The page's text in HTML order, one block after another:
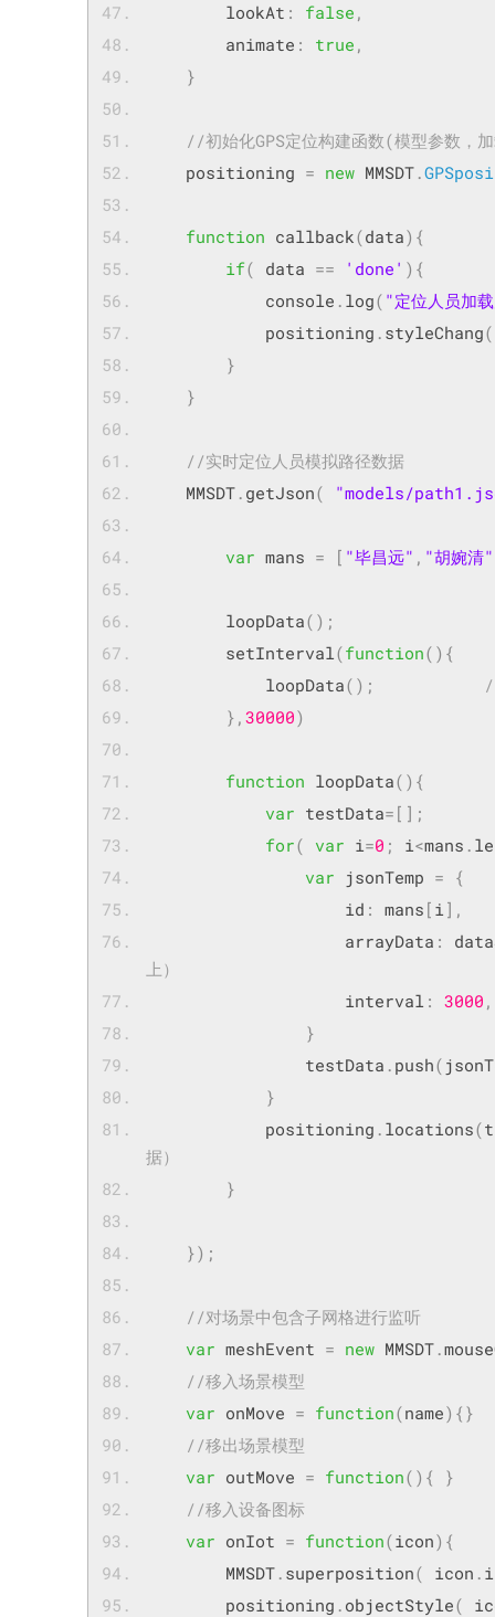
		lookAt
: false ,
		animate
: true ,
}
//初始化GPS定位构建函数(模型参数，
    positioning
= new MMSDT.
function callback(data){
if( data == 'done' ){
            console
. log( "定位人员加
            positioning
. styleChang(
}
}
//实时定位人员模拟路径数据
	MMSDT
. getJson( "models/
var mans = [ "毕昌远" , "胡婉清"
        loopData
();
        setInterval
(function(){
        	loopData
();
},30000)
function loopData(){
var testData=[];
for( var i=0 ; i<mans .
var jsonTemp = {
	        		id
: mans [ i ],
	        		arrayData
:
上）
	        		interval
: 3000 ,
}
	        	testData
. push(
}
	        positioning
. locations(
}
});
//对场景中包含子网格进行监听
var meshEvent = new MMSDT.
//移入场景模型
var onMove = function(name){}
//移出场景模型
var outMove = function(){
}
//移入设备图标
var onIot = function(icon){
	    MMSDT
. superposition( icon .
	    positioning
. objectStyle(